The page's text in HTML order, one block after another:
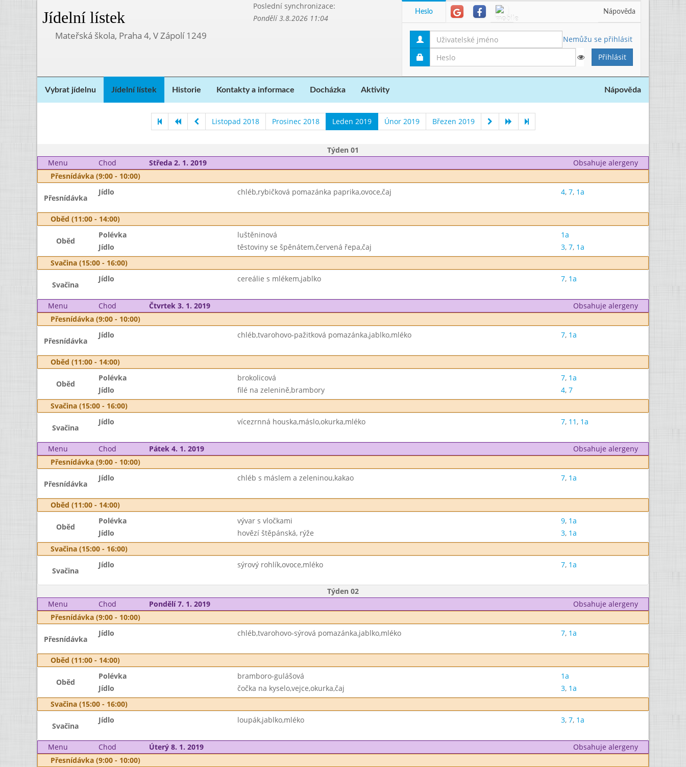
Jídelní lístek
Poslední synchronizace:
Pondělí 3.8.2026 11:04
Mateřská škola, Praha 4, V Zápolí 1249
Heslo Nápověda
Nemůžu se přihlásit
Vybrat jídelnu Jídelní lístek Historie Kontakty a informace Docházka Aktivity Nápověda
Listopad 2018 Prosinec 2018 Leden 2019 Únor 2019 Březen 2019
Týden 01
Menu
Chod Středa 2. 1. 2019
Obsahuje alergeny
Přesnídávka (9:00 - 10:00)
Přesnídávka
Jídlo chléb,rybičková pomazánka paprika,ovoce,čaj 4, 7, 1a
Oběd (11:00 - 14:00)
Oběd
Polévka luštěninová
1a
Jídlo
těstoviny se špěnátem,červená řepa,čaj 3, 7, 1a
Svačina (15:00 - 16:00)
Svačina
Jídlo cereálie s mlékem,jablko 7, 1a
Menu Chod Čtvrtek 3. 1. 2019
Obsahuje alergeny
Přesnídávka (9:00 - 10:00)
Přesnídávka
Jídlo chléb,tvarohovo-pažitková pomazánka,jablko,mléko 7, 1a
Oběd (11:00 - 14:00)
Oběd
Polévka brokolicová 7, 1a
Jídlo
filé na zelenině,brambory 4, 7
Svačina (15:00 - 16:00)
Svačina
Jídlo vícezrnná houska,máslo,okurka,mléko 7, 11, 1a
Menu Chod Pátek 4. 1. 2019
Obsahuje alergeny
Přesnídávka (9:00 - 10:00)
Přesnídávka
Jídlo chléb s máslem a zeleninou,kakao 7, 1a
Oběd (11:00 - 14:00)
Oběd
Polévka vývar s vločkami 9, 1a
Jídlo
hovězí štěpánská, rýže 3, 1a
Svačina (15:00 - 16:00)
Svačina
Jídlo sýrový rohlík,ovoce,mléko 7, 1a
Týden 02
Menu
Chod Pondělí 7. 1. 2019
Obsahuje alergeny
Přesnídávka (9:00 - 10:00)
Přesnídávka
Jídlo chléb,tvarohovo-sýrová pomazánka,jablko,mléko 7, 1a
Oběd (11:00 - 14:00)
Oběd
Polévka bramboro-gulášová
1a
Jídlo
čočka na kyselo,vejce,okurka,čaj 3, 1a
Svačina (15:00 - 16:00)
Svačina
Jídlo loupák,jablko,mléko 3, 7, 1a
Menu Chod Úterý 8. 1. 2019
Obsahuje alergeny
Přesnídávka (9:00 - 10:00)